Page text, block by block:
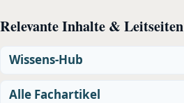
Relevante Inhalte & Leitseiten
Wissens-Hub
Alle Fachartikel